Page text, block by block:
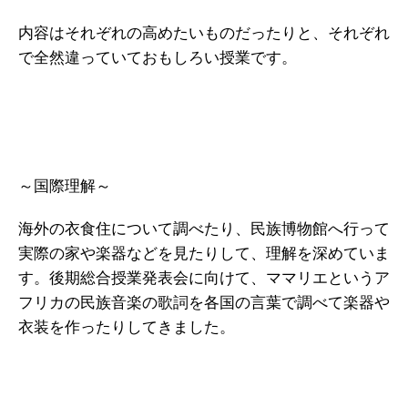
内容はそれぞれの高めたいものだったりと、それぞれ
で全然違っていておもしろい授業です。
～国際理解～
海外の衣食住について調べたり、民族博物館へ行って
実際の家や楽器などを見たりして、理解を深めていま
す。後期総合授業発表会に向けて、ママリエというア
フリカの民族音楽の歌詞を各国の言葉で調べて楽器や
衣装を作ったりしてきました。